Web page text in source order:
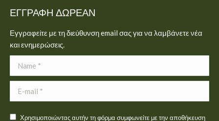
ΕΓΓΡΑΦΉ ΔΩΡΕΆΝ
Εγγραφείτε με τη διεύθυνση email σας για να λαμβάνετε νέα
και ενημερώσεις.
Name *
E-mail *
Χρησιμοποιώντας αυτήν τη φόρμα συμφωνείτε με την αποθήκευση